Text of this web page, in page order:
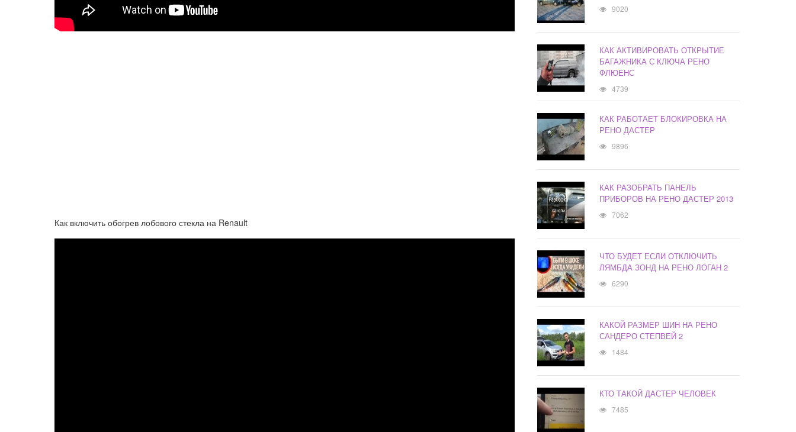
Как включить обогрев лобового стекла на Renault
9020
КАК АКТИВИРОВАТЬ ОТКРЫТИЕ
БАГАЖНИКА С КЛЮЧА РЕНО
ФЛЮЕНС
4739
КАК РАБОТАЕТ БЛОКИРОВКА НА
РЕНО ДАСТЕР
9896
КАК РАЗОБРАТЬ ПАНЕЛЬ
ПРИБОРОВ НА РЕНО ДАСТЕР 2013
7062
ЧТО БУДЕТ ЕСЛИ ОТКЛЮЧИТЬ
ЛЯМБДА ЗОНД НА РЕНО ЛОГАН 2
6290
КАКОЙ РАЗМЕР ШИН НА РЕНО
САНДЕРО СТЕПВЕЙ 2
1484
КТО ТАКОЙ ДАСТЕР ЧЕЛОВЕК
7485